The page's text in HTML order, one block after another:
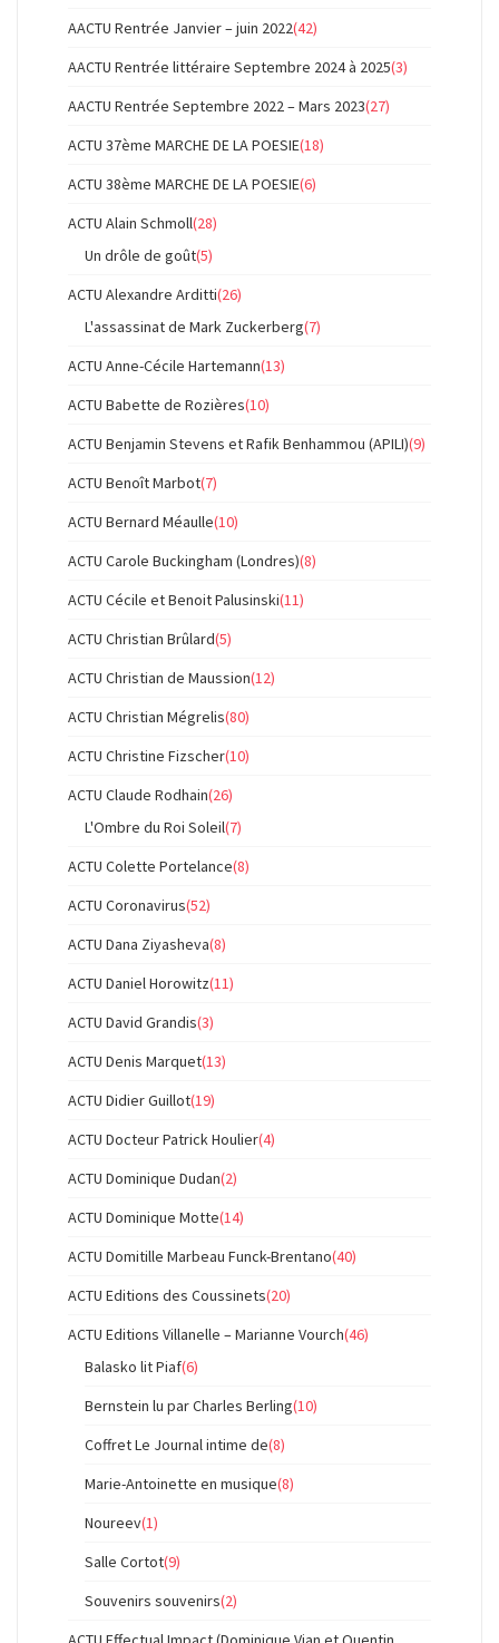
AACTU Rentrée Janvier – juin 2022(42)
AACTU Rentrée littéraire Septembre 2024 à 2025(3)
AACTU Rentrée Septembre 2022 – Mars 2023(27)
ACTU 37ème MARCHE DE LA POESIE(18)
ACTU 38ème MARCHE DE LA POESIE(6)
ACTU Alain Schmoll(28)
Un drôle de goût(5)
ACTU Alexandre Arditti(26)
L'assassinat de Mark Zuckerberg(7)
ACTU Anne-Cécile Hartemann(13)
ACTU Babette de Rozières(10)
ACTU Benjamin Stevens et Rafik Benhammou (APILI)(9)
ACTU Benoît Marbot(7)
ACTU Bernard Méaulle(10)
ACTU Carole Buckingham (Londres)(8)
ACTU Cécile et Benoit Palusinski(11)
ACTU Christian Brûlard(5)
ACTU Christian de Maussion(12)
ACTU Christian Mégrelis(80)
ACTU Christine Fizscher(10)
ACTU Claude Rodhain(26)
L'Ombre du Roi Soleil(7)
ACTU Colette Portelance(8)
ACTU Coronavirus(52)
ACTU Dana Ziyasheva(8)
ACTU Daniel Horowitz(11)
ACTU David Grandis(3)
ACTU Denis Marquet(13)
ACTU Didier Guillot(19)
ACTU Docteur Patrick Houlier(4)
ACTU Dominique Dudan(2)
ACTU Dominique Motte(14)
ACTU Domitille Marbeau Funck-Brentano(40)
ACTU Editions des Coussinets(20)
ACTU Editions Villanelle – Marianne Vourch(46)
Balasko lit Piaf(6)
Bernstein lu par Charles Berling(10)
Coffret Le Journal intime de(8)
Marie-Antoinette en musique(8)
Noureev(1)
Salle Cortot(9)
Souvenirs souvenirs(2)